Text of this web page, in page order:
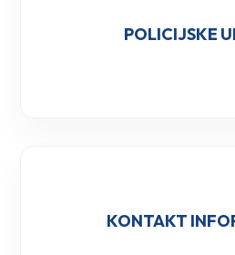
POLICIJSKE
KONTAKT